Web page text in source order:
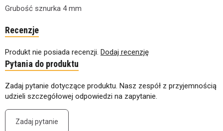
Grubość sznurka 4 mm
Recenzje
Produkt nie posiada recenzji. Dodaj recenzję
Pytania do produktu
Zadaj pytanie dotyczące produktu. Nasz zespół z przyjemnością
udzieli szczegółowej odpowiedzi na zapytanie.
Zadaj pytanie